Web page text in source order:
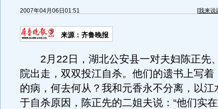
2007年04月06日01:51 [我来说
来源：齐鲁晚报
2月22日，湖北公安县一对夫妇陈正先
院出走，双双投江自杀。他们的遗书上写
的病，何去何从？我和元香永不分离，以
于自杀原因，陈正先的二姐夫说：“他们实